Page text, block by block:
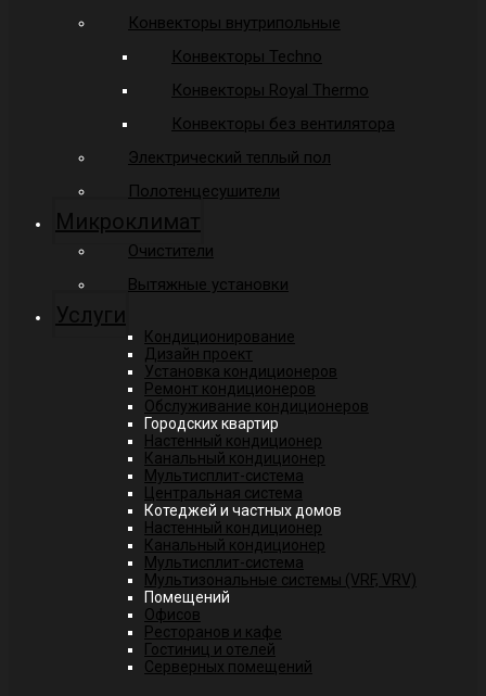
Конвекторы внутрипольные
Конвекторы Techno
Конвекторы Royal Thermo
Конвекторы без вентилятора
Электрический теплый пол
Полотенцесушители
Микроклимат
Очистители
Вытяжные установки
Услуги
Кондиционирование
Дизайн проект
Установка кондиционеров
Ремонт кондиционеров
Обслуживание кондиционеров
Городских квартир
Настенный кондиционер
Канальный кондиционер
Мультисплит-система
Центральная система
Котеджей и частных домов
Настенный кондиционер
Канальный кондиционер
Мультисплит-система
Мультизональные системы (VRF, VRV)
Помещений
Офисов
Ресторанов и кафе
Гостиниц и отелей
Серверных помещений